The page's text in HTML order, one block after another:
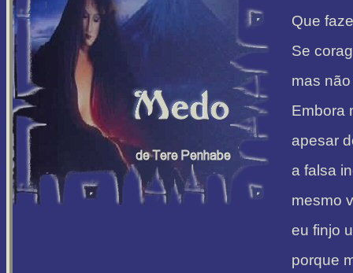
Que
Se
mas
Embora
apesar
a falsa
mesmo
eu finjo
porque